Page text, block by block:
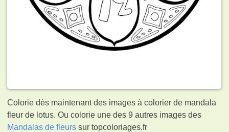
Colorie dès maintenant des images à colorier de mandala
fleur de lotus. Ou colorie une des 9 autres images des
Mandalas de fleurs sur topcoloriages.fr